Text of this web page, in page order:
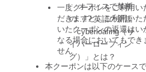
一度クーポンをご利用い
だきますと、ご利用いた
いたクーポンの返還はい
なる場合においてもでき
せん
本クーポンは以下のケースで
オフィスで禁断
の…!? 英語の新語
「cyberloafing（サ
イバーローフィン
グ）」とは？